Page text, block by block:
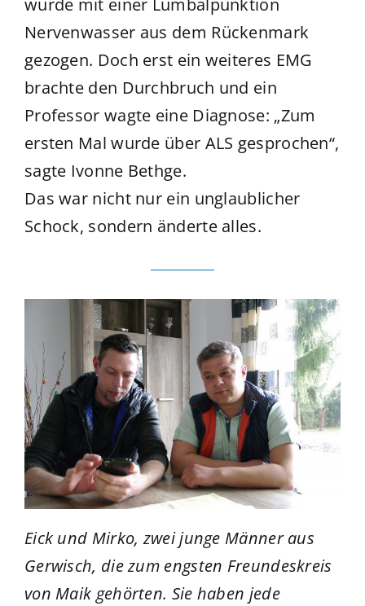
wurde mit einer Lumbalpunktion
Nervenwasser aus dem Rückenmark
gezogen. Doch erst ein weiteres EMG
brachte den Durchbruch und ein
Professor wagte eine Diagnose: „Zum
ersten Mal wurde über ALS gesprochen“,
sagte Ivonne Bethge.
Das war nicht nur ein unglaublicher
Schock, sondern änderte alles.
Eick und Mirko, zwei junge Männer aus
Gerwisch, die zum engsten Freundeskreis
von Maik gehörten. Sie haben jede